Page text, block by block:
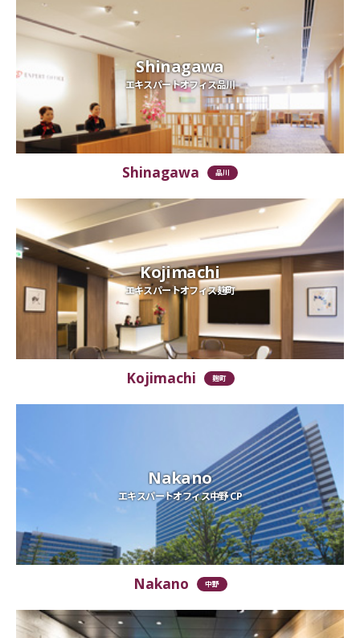
Shinagawa
エキスパートオフィス品川
Shinagawa 品川
Kojimachi
エキスパートオフィス麹町
Kojimachi 麹町
Nakano
エキスパートオフィス中野 CP
Nakano 中野